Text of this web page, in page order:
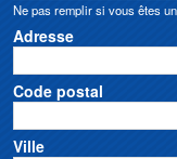
Ne pas remplir si vous êtes
Adresse
Code postal
Ville